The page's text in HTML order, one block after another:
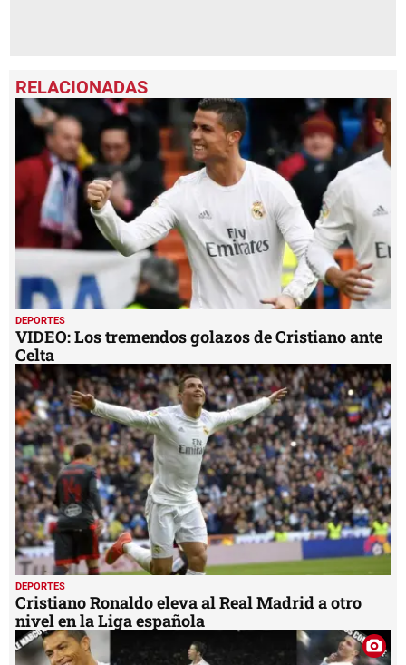
DEPORTES
VIDEO: Los tremendos golazos de Cristiano ante
Celta
DEPORTES
Cristiano Ronaldo eleva al Real Madrid a otro
nivel en la Liga española